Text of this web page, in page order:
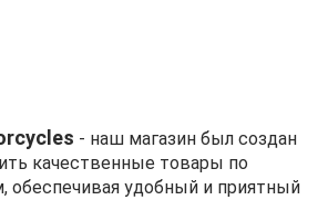
- наш магазин был создан
качественные товары по
обеспечивая удобный и приятный